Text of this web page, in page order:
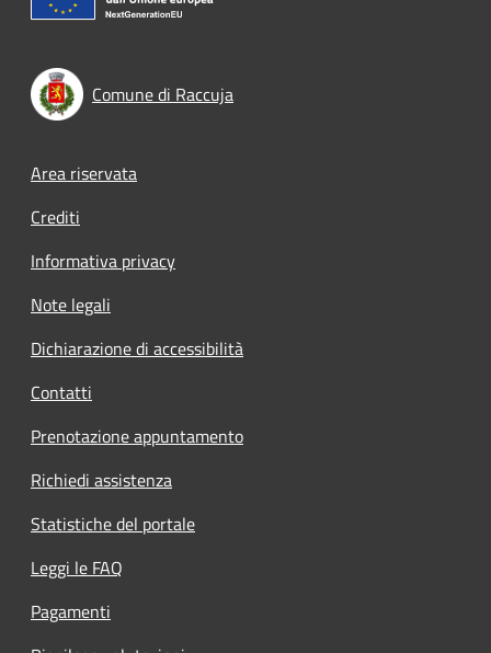
Comune di Raccuja
Footer menu
Area riservata
Crediti
Informativa privacy
Note legali
Dichiarazione di accessibilità
Contatti
Prenotazione appuntamento
Richiedi assistenza
Statistiche del portale
Leggi le FAQ
Pagamenti